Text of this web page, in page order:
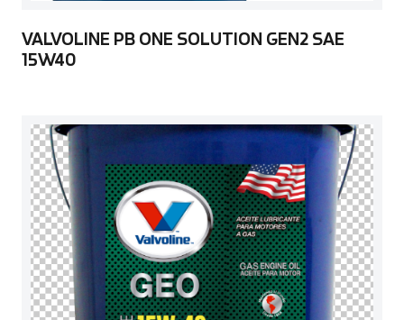
VALVOLINE PB ONE SOLUTION GEN2 SAE
15W40